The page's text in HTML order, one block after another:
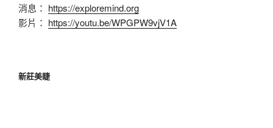
消息： https://exploremind.org
影片： https://youtu.be/WPGPW9vjV1A
新莊美睫